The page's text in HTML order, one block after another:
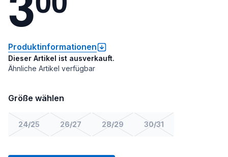
Produktinformationen
Dieser Artikel ist ausverkauft.
Ähnliche Artikel verfügbar
Größe wählen
24/25 26/27 28/29 30/31